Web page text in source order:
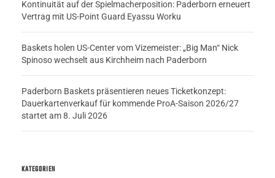
Kontinuität auf der Spielmacherposition: Paderborn erneuert
Vertrag mit US-Point Guard Eyassu Worku
Baskets holen US-Center vom Vizemeister: „Big Man“ Nick
Spinoso wechselt aus Kirchheim nach Paderborn
Paderborn Baskets präsentieren neues Ticketkonzept:
Dauerkartenverkauf für kommende ProA-Saison 2026/27
startet am 8. Juli 2026
KATEGORIEN